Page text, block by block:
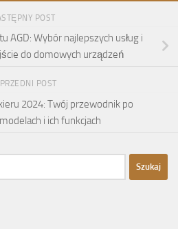
POST
AGD: Wybór najlepszych usług i
do domowych urządzeń
POST
2024: Twój przewodnik po
i ich funkcjach